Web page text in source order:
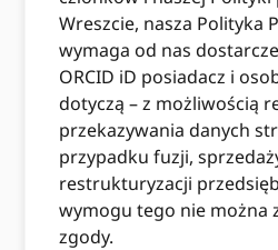
Wreszcie, nasza Polityka
wymaga od nas
ORCID iD posiadacz i
dotyczą – z możliwością
przekazywania danych
przypadku fuzji,
restrukturyzacji
wymogu tego nie można
zgody.